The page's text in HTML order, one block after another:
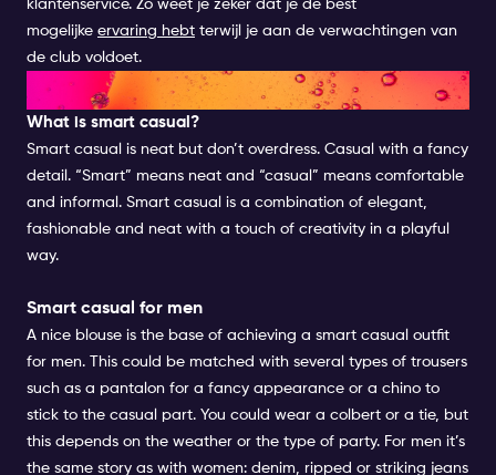
klantenservice. Zo weet je zeker dat je de best
mogelijke ervaring hebt terwijl je aan de verwachtingen van
de club voldoet.
SMART CASUAL FOR MEN
What is smart casual?
Smart casual is neat but don’t overdress. Casual with a fancy
detail. “Smart” means neat and “casual” means comfortable
and informal. Smart casual is a combination of elegant,
fashionable and neat with a touch of creativity in a playful
way.
Smart casual for men
A nice blouse is the base of achieving a smart casual outfit
for men. This could be matched with several types of trousers
such as a pantalon for a fancy appearance or a chino to
stick to the casual part. You could wear a colbert or a tie, but
this depends on the weather or the type of party. For men it’s
the same story as with women: denim, ripped or striking jeans